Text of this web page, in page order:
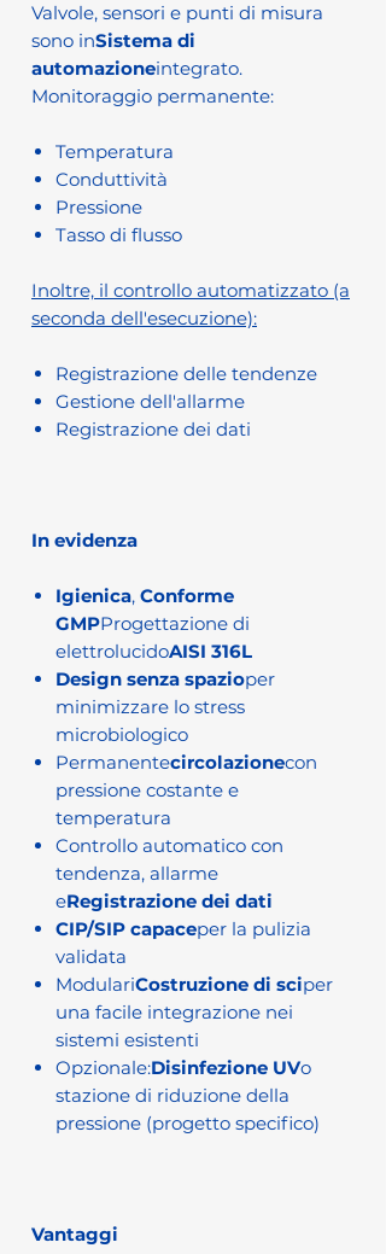
Valvole, sensori e punti di misura
sono inSistema di
automazioneintegrato.
Monitoraggio permanente:
Temperatura
Conduttività
Pressione
Tasso di flusso
Inoltre, il controllo automatizzato (a
seconda dell'esecuzione):
Registrazione delle tendenze
Gestione dell'allarme
Registrazione dei dati
In evidenza
Igienica, Conforme
GMPProgettazione di
elettrolucidoAISI 316L
Design senza spazioper
minimizzare lo stress
microbiologico
Permanentecircolazionecon
pressione costante e
temperatura
Controllo automatico con
tendenza, allarme
eRegistrazione dei dati
CIP/SIP capaceper la pulizia
validata
ModulariCostruzione di sciper
una facile integrazione nei
sistemi esistenti
Opzionale:Disinfezione UVo
stazione di riduzione della
pressione (progetto specifico)
Vantaggi